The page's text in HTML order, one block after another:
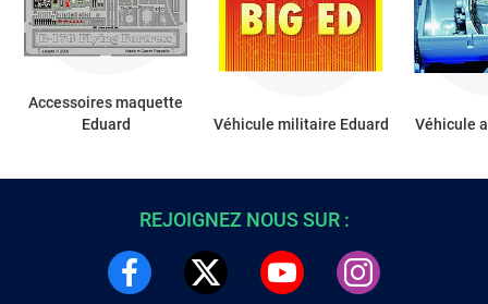
Accessoires maquette
Eduard
Véhicule militaire Eduard Véhicule
REJOIGNEZ NOUS SUR :